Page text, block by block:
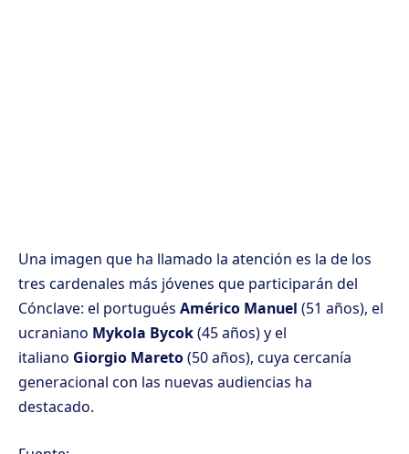
Una imagen que ha llamado la atención es la de los
tres cardenales más jóvenes que participarán del
Cónclave: el portugués Américo Manuel (51 años), el
ucraniano Mykola Bycok(45 años) y el
italiano Giorgio Mareto(50 años), cuya cercanía
generacional con las nuevas audiencias ha
destacado.